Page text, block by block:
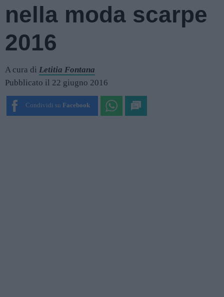
nella moda scarpe
2016
A cura di Letitia Fontana
Pubblicato il 22 giugno 2016
Condividi su Facebook